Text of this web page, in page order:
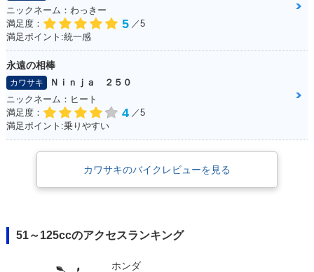
ニックネーム：わっきー
満足度：
5 ／5
満足ポイント:統一感
永遠の相棒
カワサキ
Ｎｉｎｊａ ２５０
ニックネーム：ヒート
満足度：
4 ／5
満足ポイント:乗りやすい
カワサキのバイクレビューを見る
51～125ccのアクセスランキング
ホンダ